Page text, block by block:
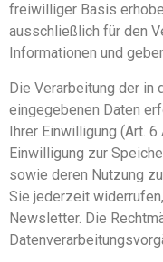
freiwilliger Basis
ausschließlich für den
Informationen und
Die Verarbeitung der in
eingegebenen Daten
Ihrer Einwilligung (Art.
Einwilligung zur
sowie deren Nutzung
Sie jederzeit
Newsletter. Die